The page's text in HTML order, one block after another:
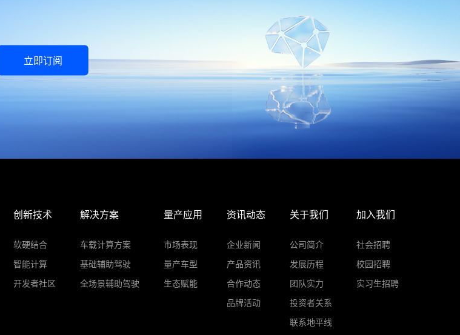
立即订阅
创新技术
软硬结合
智能计算
开发者社区
解决方案
车载计算方案
基础辅助驾驶
全场景辅助驾驶
量产应用
市场表现
量产车型
生态赋能
资讯动态
企业新闻
产品资讯
合作动态
品牌活动
关于我们
公司简介
发展历程
团队实力
投资者关系
联系地平线
加入我们
社会招聘
校园招聘
实习生招聘